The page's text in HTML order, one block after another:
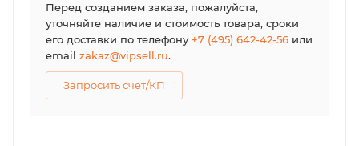
Перед созданием заказа, пожалуйста,
уточняйте наличие и стоимость товара, сроки
его доставки по телефону+7 (495) 642-42-56 или
email zakaz@vipsell.ru.
Запросить счет/КП